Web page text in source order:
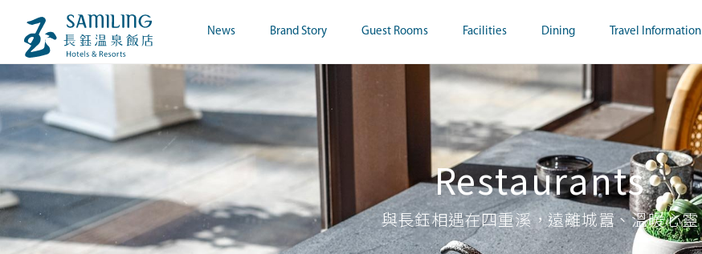
Restaurants
與長鈺相遇在四重溪，遠離城囂、溫暖心靈
News Brand Story Guest Rooms Facilities Dining Travel Information